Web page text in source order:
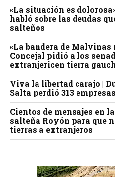
«La situación es
habló sobre las deudas
salteños
«La bandera de Malvinas
Concejal pidió a los
extranjericen tierra
Viva la libertad carajo |
Salta perdió 313
Cientos de mensajes en
salteña Royón para que
tierras a extranjeros